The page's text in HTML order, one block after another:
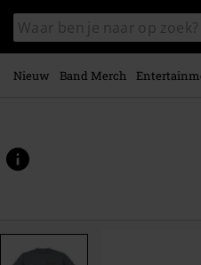
naar
hoofdinhoud
Zoek
in
catalogus
Nieuw Band Merch
www.large.be/p/hybrid-
578223.html